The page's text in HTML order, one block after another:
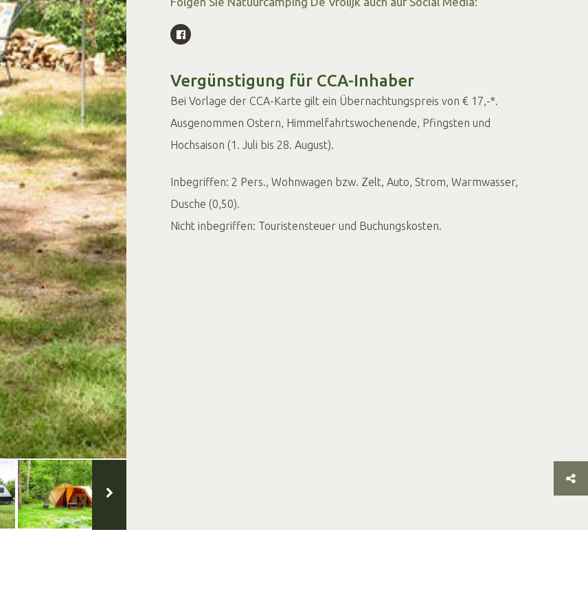
Cookie-Einstellungen öffnen
Vergünstigung für CCA-Inhaber
Bei Vorlage der CCA-Karte gilt ein Übernachtungspreis von € 17,-*.
Ausgenommen Ostern, Himmelfahrtswochenende, Pfingsten und
Hochsaison (1. Juli bis 28. August).
Inbegriffen: 2 Pers., Wohnwagen bzw. Zelt, Auto, Strom, Warmwasser,
Dusche (0,50).
Nicht inbegriffen: Touristensteuer und Buchungskosten.